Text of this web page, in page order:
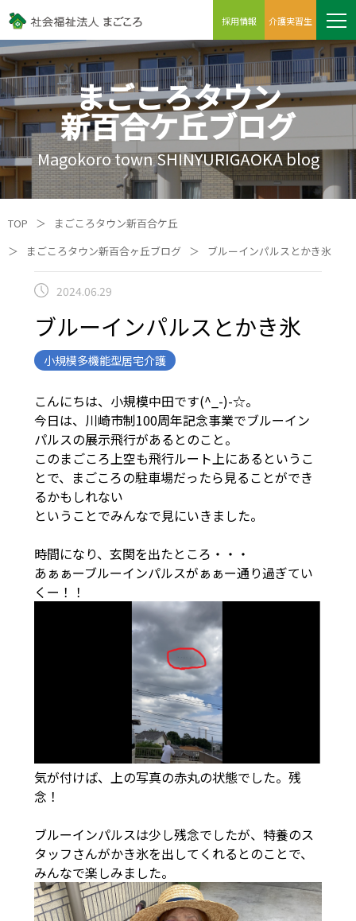
採用情報 介護実習生
まごころタウン
新百合ケ丘ブログ
Magokoro town SHINYURIGAOKA blog
TOP ＞
まごころタウン新百合ケ丘
＞
まごころタウン新百合ヶ丘ブログ ＞ ブルーインパルスとかき氷
2024.06.29
ブルーインパルスとかき氷
小規模多機能型居宅介護
こんにちは、小規模中田です(^_-)-☆。
今日は、川崎市制100周年記念事業でブルーイン
パルスの展示飛行があるとのこと。
このまごころ上空も飛行ルート上にあるというこ
とで、まごころの駐車場だったら見ることができ
るかもしれない
ということでみんなで見にいきました。
時間になり、玄関を出たところ・・・
あぁぁーブルーインパルスがぁぁー通り過ぎてい
くー！！
気が付けば、上の写真の赤丸の状態でした。残
念！
ブルーインパルスは少し残念でしたが、特養のス
タッフさんがかき氷を出してくれるとのことで、
みんなで楽しみました。